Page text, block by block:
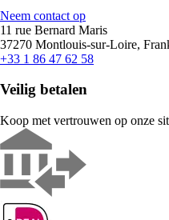
Neem contact op
11 rue Bernard Maris
37270 Montlouis-sur-Loire,
+33 1 86 47 62 58
Veilig betalen
Koop met vertrouwen op onze